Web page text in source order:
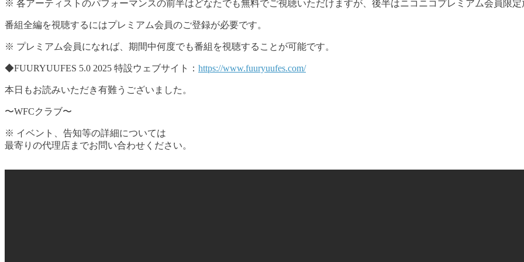
※ 各アーティストのパフォーマンスの前半はどなたでも無料でご視聴いただけますが、後半はニコニコプレミアム会員限
番組全編を視聴するにはプレミアム会員のご登録が必要です。
※ プレミアム会員になれば、期間中何度でも番組を視聴することが可能です。
◆FUURYUUFES 5.0 2025 特設ウェブサイト： https://www.fuuryuufes.com/
本日もお読みいただき有難うございました。
〜WFCクラブ〜
※ イベント、告知等の詳細については
最寄りの代理店までお問い合わせください。